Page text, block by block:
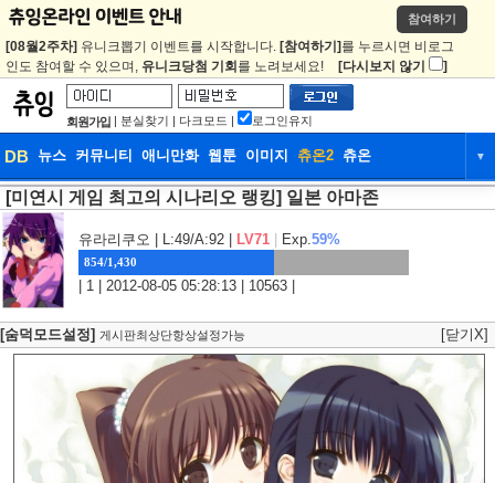
참여하기
[08월2주차] 유니크뽑기 이벤트를 시작합니다. [참여하기] 를 누르시면 비로그
인도 참여할 수 있으며, 유니크당첨 기회 를 노려보세요! [다시보지 않기 ]
회원가입 | 분실찾기 | 다크모드 | 로그인유지
DB 뉴스 커뮤니티 애니만화 웹툰 이미지 츄온2 츄온 ▼
DB 뉴스 커뮤니티
웹툰 이미지 츄온2
[미연시 게임 최고의 시나리오 랭킹] 일본 아마존
유라리쿠오 | L:49/A:92 | LV71 Exp.59%
854/1,430
| 1 | 2012-08-05 05:28:13 | 10563 |
[숨덕모드설정] 게시판최상단항상설정가능 [닫기X]